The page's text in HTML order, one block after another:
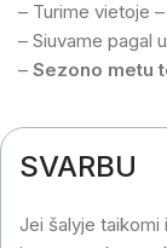
– Turime vietoje
– Siuvame pagal
– Sezono metu
SVARBU
Jei šalyje taikomi